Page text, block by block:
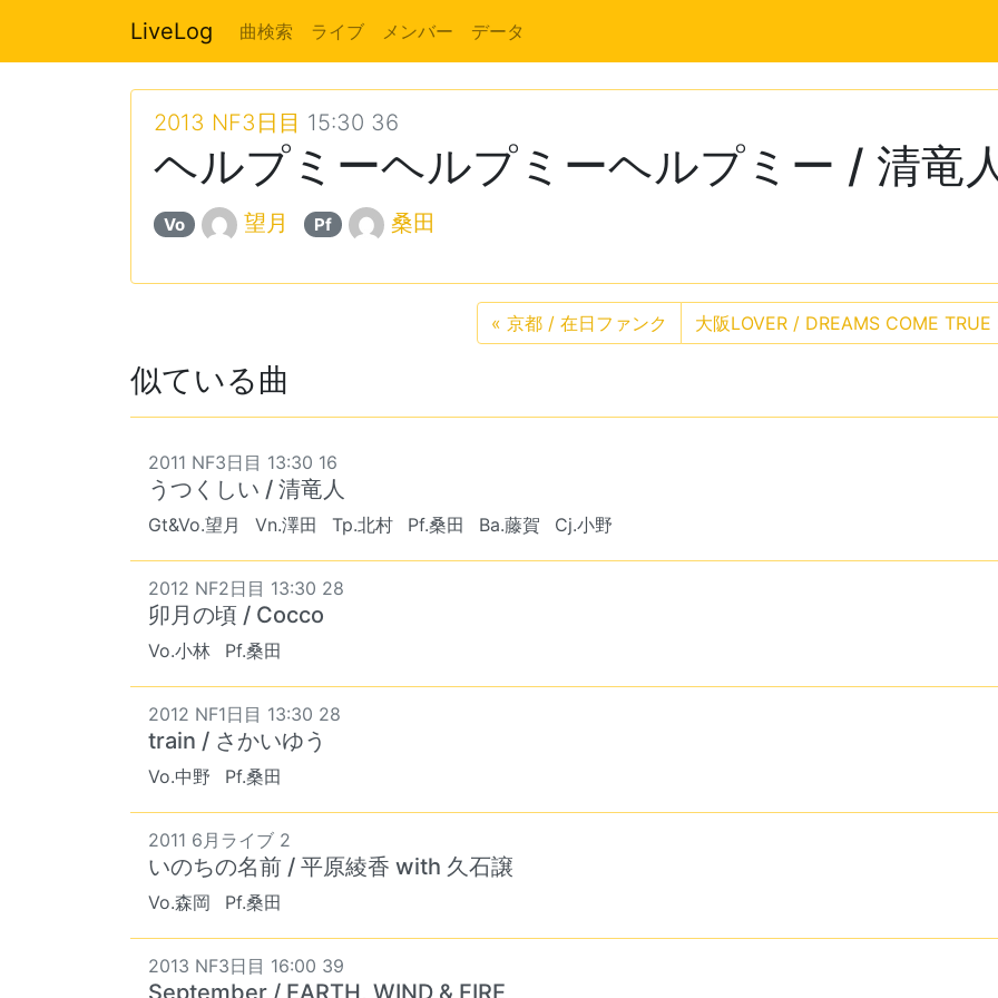
LiveLog 曲検索 ライブ メンバー データ
2013 NF3日目 15:30 36
ヘルプミーヘルプミーヘルプミー / 清竜
Vo 望月 Pf 桑田
« 京都 / 在日ファンク 大阪LOVER / DREAMS COME TRUE
似ている曲
2011 NF3日目 13:30 16
うつくしい / 清竜人
Gt&Vo.望月 Vn.澤田 Tp.北村 Pf.桑田 Ba.藤賀 Cj.小野
2012 NF2日目 13:30 28
卯月の頃 / Cocco
Vo.小林 Pf.桑田
2012 NF1日目 13:30 28
train / さかいゆう
Vo.中野 Pf.桑田
2011 6月ライブ 2
いのちの名前 / 平原綾香 with 久石譲
Vo.森岡 Pf.桑田
2013 NF3日目 16:00 39
September / EARTH, WIND & FIRE